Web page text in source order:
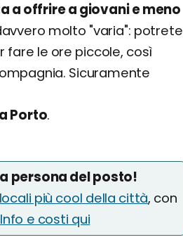
a offrire a giovani e meno
molto "varia": potrete
fare le ore piccole, così
Sicuramente
Porto.
persona del posto!
più cool della città, con
Info e costi qui